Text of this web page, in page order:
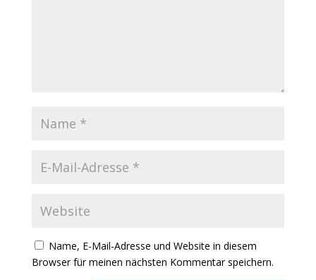
Name, E-Mail-Adresse und Website in diesem
Browser für meinen nächsten Kommentar speichern.